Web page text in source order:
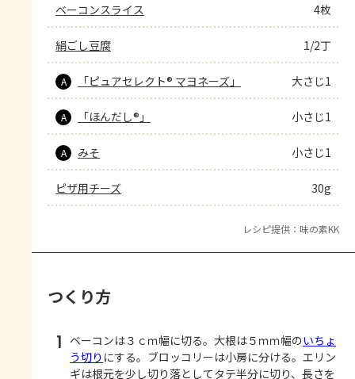
ベーコンスライス 4枚
絹ごし豆腐 1/2丁
A 「ピュアセレクト® マヨネーズ」 大さじ1
A 「ほんだし®」 小さじ1
A みそ 小さじ1
ピザ用チーズ 30g
レシピ提供：味の素KK
つくり方
1 ベーコンは３ｃｍ幅に切る。大根は５ｍｍ幅のいちょ
う切り にする。ブロッコリーは小房に分ける。エリン
ギは根元を少し切り落としてタテ半分に切り、長さを